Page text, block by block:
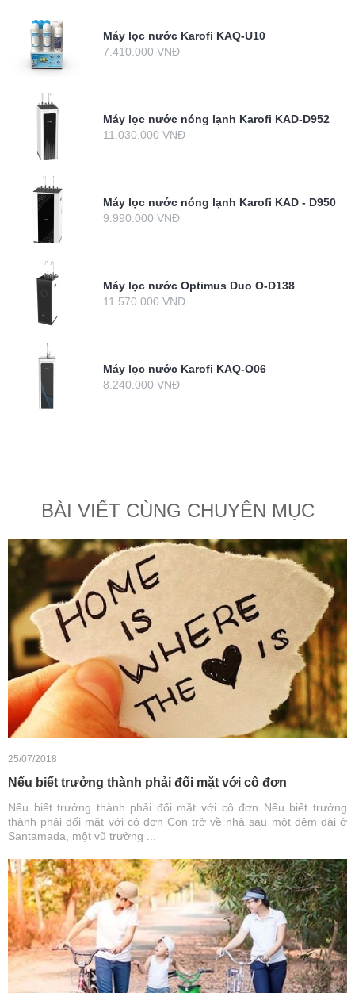
Máy lọc nước Karofi KAQ-U10
7.410.000 VNĐ
Máy lọc nước nóng lạnh Karofi KAD-D952
11.030.000 VNĐ
Máy lọc nước nóng lạnh Karofi KAD - D950
9.990.000 VNĐ
Máy lọc nước Optimus Duo O-D138
11.570.000 VNĐ
Máy lọc nước Karofi KAQ-O06
8.240.000 VNĐ
BÀI VIẾT CÙNG CHUYÊN MỤC
25/07/2018
Nếu biết trưởng thành phải đối mặt với cô đơn
Nếu biết trưởng thành phải đối mặt với cô đơn Nếu biết trưởng
thành phải đối mặt với cô đơn Con trở về nhà sau một đêm dài ở
Santamada, một vũ trường ...